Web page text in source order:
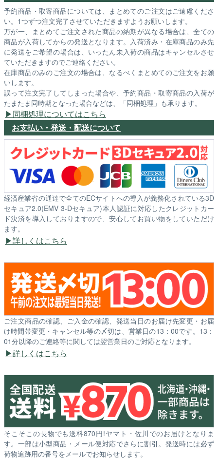
予約商品・取寄商品については、まとめてのご注文はご遠慮くださ
い。1つずつ注文完了させていただきますようお願いします。
万が一、まとめてご注文された商品の納期が異なる場合は、全ての
商品が入荷してからの発送となります。入荷済み・在庫商品のみ先
に発送をご希望の場合は、いったん未入荷の商品はキャンセルさせ
ていただきますのでご連絡ください。
在庫商品のみのご注文の場合は、なるべくまとめてのご注文をお願
いします。
誤って注文完了してしまった場合や、予約商品・取寄商品の入荷が
たまたま同時期となった場合などは、「同梱処理」も承ります。
同梱処理についてはこちら
お支払い・発送・配送について
経済産業省の通達で全てのECサイトへの導入が義務化されている3D
セキュア2.0(EMV 3-Dセキュア)本人認証に対応したクレジットカー
ド決済を導入しておりますので、安心してお買い物をしていただけ
ます。
詳しくはこちら
ご注文商品の確認、ご入金の確認、発送当日のお届け先変更・お届
け時間帯変更・キャンセル等の〆切は、営業日の13：00です。13：
01分以降のご連絡等に関しては翌営業日のご対応となります。
詳しくはこちら
そこそこの長物でも送料870円!ヤマト・佐川でのお届けとなりま
す。一部は小型商品・メール便対応でさらに割引。発送時には必ず
荷物追跡用の番号をメールでお知らせします。